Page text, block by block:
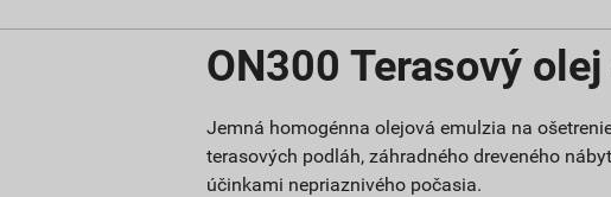
ON300 Terasový olej
Jemná homogénna olejová emulzia na
terasových podláh, záhradného dreveného
účinkami nepriaznivého počasia.